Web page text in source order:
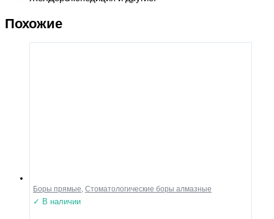
Похожие
Боры прямые, Стоматологические боры алмазные
✓ В наличии